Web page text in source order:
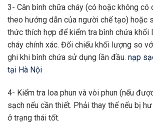
3- Cân bình chữa cháy (có hoặc không có
theo hướng dẫn của người chế tạo) hoặc
thức thích hợp để kiểm tra bình chứa khối
cháy chính xác. Đối chiếu khối lượng so
ghi khi bình chứa sử dụng lần đầu. nạp
tại Hà Nội
4- Kiểm tra loa phun và vòi phun (nếu
sạch nếu cần thiết. Phải thay thế nếu bị
ở trạng thái tốt.